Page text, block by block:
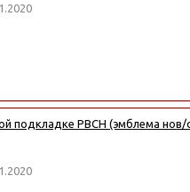
подкладке РВСН (эмблема